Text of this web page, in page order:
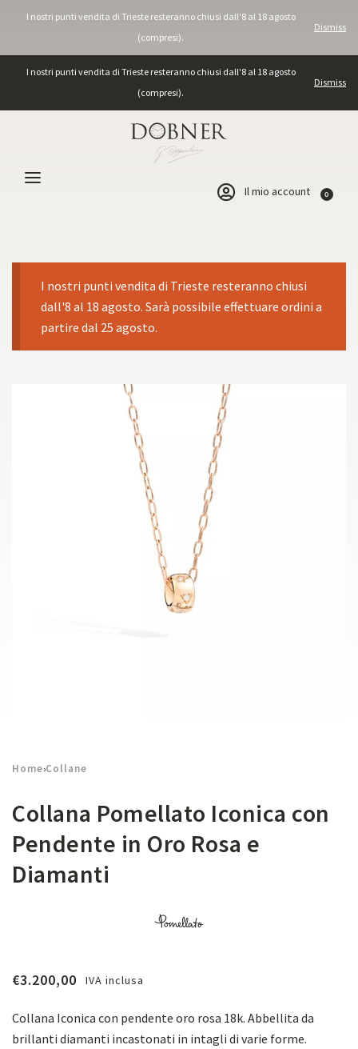
I nostri punti vendita di Trieste resteranno chiusi dall'8 al 18 agosto
(compresi).
Dismiss
I nostri punti vendita di Trieste resteranno chiusi dall'8 al 18 agosto
(compresi).
Dismiss
Il mio account 0
I nostri punti vendita di Trieste resteranno chiusi
dall'8 al 18 agosto. Sarà possibile effettuare ordini a
partire dal 25 agosto.
Home›Collane
Collana Pomellato Iconica con
Pendente in Oro Rosa e
Diamanti
€3.200,00 IVA inclusa
Collana Iconica con pendente oro rosa 18k. Abbellita da
brillanti diamanti incastonati in intagli di varie forme.